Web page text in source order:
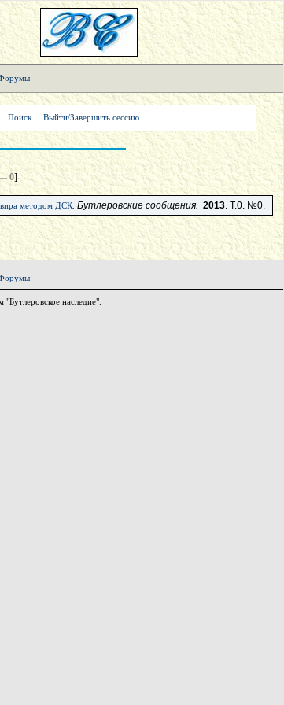
:. Поиск.:. Выйти/Завершить сессию .:
—0]
методом ДСК. Бутлеровские сообщения. 2013. Т.0. №0.
наследие".